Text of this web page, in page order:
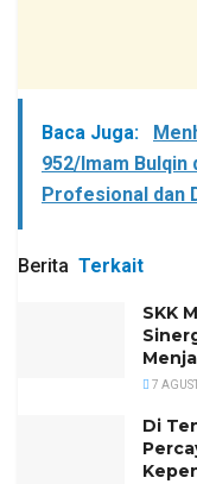
Baca Juga:
952/Imam
Profesional dan
Berita Terkait
SKK
7
Di